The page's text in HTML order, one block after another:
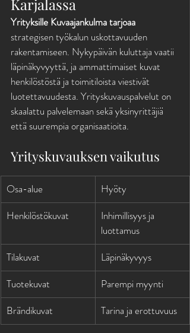
Karjalassa
Yrityksille Kuvaajankulma tarjoaa
strategisen työkalun uskottavuuden
rakentamiseen. Nykypäivän kuluttaja vaatii
läpinäkyvyyttä, ja ammattimaiset kuvat
henkilöstöstä ja toimitiloista viestivät
luotettavuudesta. Yrityskuvauspalvelut on
skaalattu palvelemaan sekä yksinyrittäjiä
että suurempia organisaatioita.
Yrityskuvauksen vaikutus
Osa-alue
Hyöty
Henkilöstökuvat
Inhimillisyys ja
luottamus
Tilakuvat
Läpinäkyvyys
Tuotekuvat
Parempi myynti
Brändikuvat
Tarina ja erottuvuus